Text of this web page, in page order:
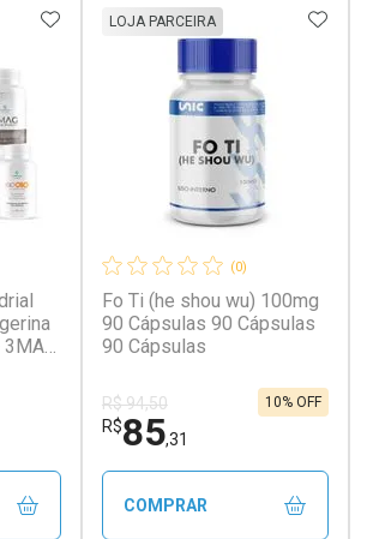
ADICIONAR AOS FAVORITOS
(0)
Fo Ti (he shou wu) 100mg
90 Cápsulas 90 Cápsulas
90 Cápsulas
LOJA PARCEIRA
R$ 94,50
R$85,31
10% OFF
COMPRAR